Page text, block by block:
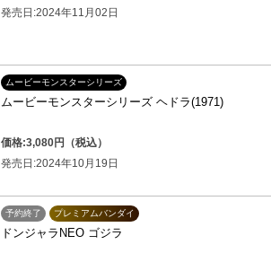
発売日:2024年11月02日
ムービーモンスターシリーズ
ムービーモンスターシリーズ ヘドラ(1971)
価格:3,080円（税込）
発売日:2024年10月19日
予約終了 プレミアムバンダイ
ドンジャラNEO ゴジラ